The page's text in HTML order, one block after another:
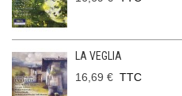
LA VEGLIA
16,69 € TTC